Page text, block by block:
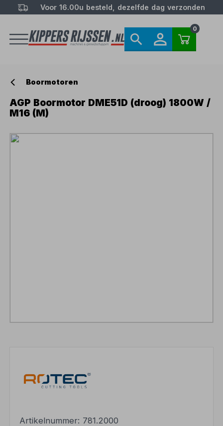
Voor 16.00u besteld, dezelfde dag verzonden
0
Boormotoren
AGP Boormotor DME51D (droog) 1800W /
M16 (M)
Artikelnummer: 781.2000